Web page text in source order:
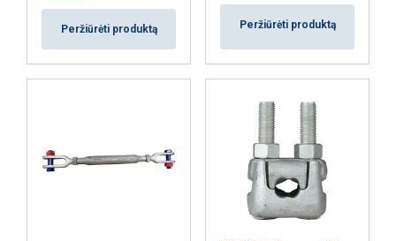
Peržiūrėti produktą Peržiūrėti produktą